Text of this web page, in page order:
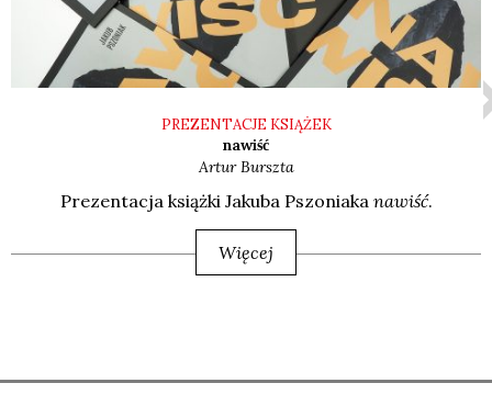
PREZENTACJE KSIĄŻEK
nawiść
ArturBurszta
Pre­zen­ta­cja książ­ki Jaku­ba Pszo­nia­ka nawiść.
Więcej